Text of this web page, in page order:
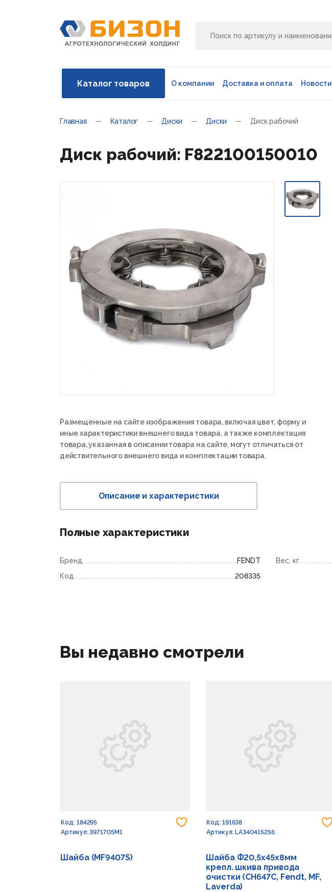
Каталог товаров О компании Доставка и оплата Новости
Главная Каталог Диски Диски Диск рабочий
Диск рабочий: F822100150010
Размещенные на сайте изображения товара, включая цвет, форму и
иные характеристики внешнего вида товара, а также комплектация
товара, указанная в описании товара на сайте, могут отличаться от
действительного внешнего вида и комплектации товара.
Описание и характеристики
Полные характеристики
Бренд
FENDT
Код
208335
Вес, кг
Вы недавно смотрели
Добавить в избранное
Код: 184295
Артикул: 3971705M1
Шайба (MF9407S)
Код: 191638
Артикул: LA340415256
Шайба Ф20,5х45х8мм
крепл. шкива привода
очистки (CH647C, Fendt, MF,
Laverda)